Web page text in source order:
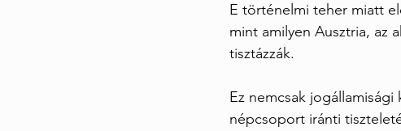
E történelmi teher miatt
mint amilyen Ausztria, az
tisztázzák.
Ez nemcsak
népcsoport iránti